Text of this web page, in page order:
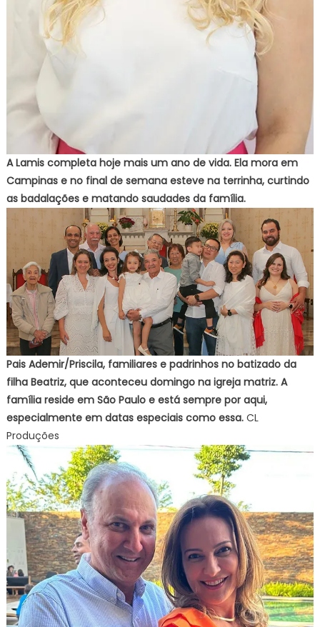
A Lamis completa hoje mais um ano de vida. Ela mora em
Campinas e no final de semana esteve na terrinha, curtindo
as badalações e matando saudades da família.
Pais Ademir/Priscila, familiares e padrinhos no batizado da
filha Beatriz, que aconteceu domingo na igreja matriz. A
família reside em São Paulo e está sempre por aqui,
especialmente em datas especiais como essa. CL
Produções